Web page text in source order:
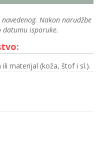
Nakon narudžbe
isporuke.
materijal (koža, štof i sl.).